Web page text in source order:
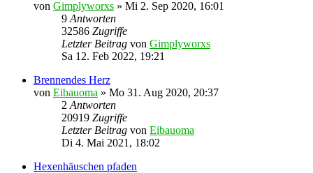
von Gimplyworxs » Mi 2. Sep 2020, 16:01
9 Antworten
32586 Zugriffe
Letzter Beitrag von Gimplyworxs
Sa 12. Feb 2022, 19:21
Brennendes Herz
von Eibauoma » Mo 31. Aug 2020, 20:37
2 Antworten
20919 Zugriffe
Letzter Beitrag von Eibauoma
Di 4. Mai 2021, 18:02
Hexenhäuschen pfaden